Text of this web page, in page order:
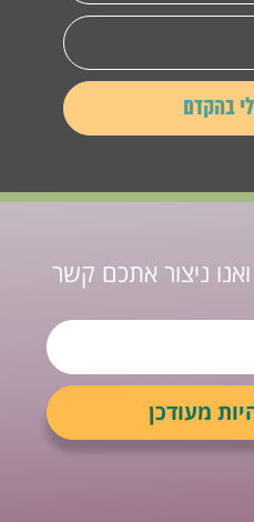
ניצור אתכם קשר